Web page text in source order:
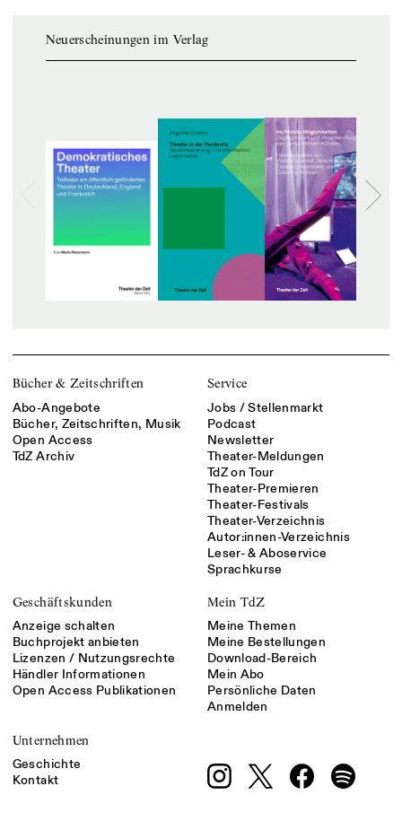
Neuerscheinungen im Verlag
Bücher & Zeitschriften
Abo-Angebote
Bücher, Zeitschriften, Musik
Open Access
TdZ Archiv
Service
Jobs / Stellenmarkt
Podcast
Newsletter
Theater-Meldungen
TdZ on Tour
Theater-Premieren
Theater-Festivals
Theater-Verzeichnis
Autor:innen-Verzeichnis
Leser- & Aboservice
Sprachkurse
Geschäftskunden
Anzeige schalten
Buchprojekt anbieten
Lizenzen / Nutzungsrechte
Händler Informationen
Open Access Publikationen
Mein TdZ
Meine Themen
Meine Bestellungen
Download-Bereich
Mein Abo
Persönliche Daten
Anmelden
Unternehmen
Geschichte
Kontakt